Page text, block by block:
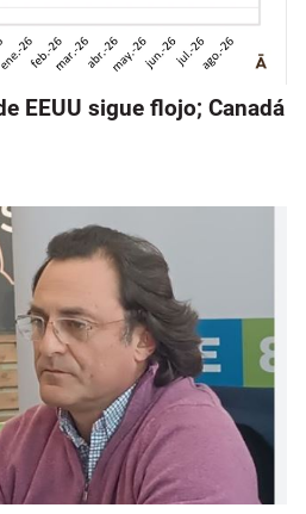
EEUU sigue flojo; Canadá